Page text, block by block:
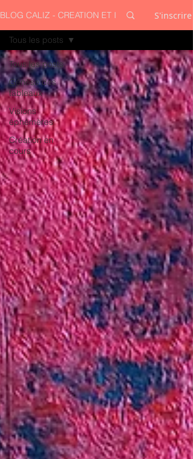
BLOG CALIZ - CREATION ET INSPIRATIONS'inscrire
Tous les posts
Génèse des
tableaux
Visions
éphémères
Création en
cours
Tous les posts